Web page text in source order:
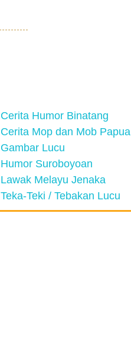
Cerita Humor Binatang
Cerita Mop dan Mob Papua
Gambar Lucu
Humor Suroboyoan
Lawak Melayu Jenaka
Teka-Teki / Tebakan Lucu